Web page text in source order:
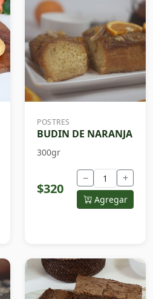
POSTRES
BUDIN DE NARANJA
300gr
$320
− +
Agregar